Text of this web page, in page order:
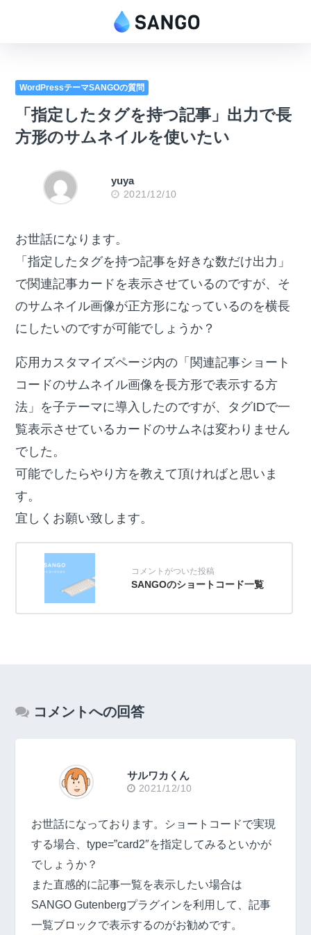
WordPressテーマSANGOの質問
「指定したタグを持つ記事」出力で長
方形のサムネイルを使いたい
yuya
2021/12/10
お世話になります。
「指定したタグを持つ記事を好きな数だけ出力」
で関連記事カードを表示させているのですが、そ
のサムネイル画像が正方形になっているのを横長
にしたいのですが可能でしょうか？
応用カスタマイズページ内の「関連記事ショート
コードのサムネイル画像を長方形で表示する方
法」を子テーマに導入したのですが、タグIDで一
覧表示させているカードのサムネは変わりません
でした。
可能でしたらやり方を教えて頂ければと思いま
す。
宜しくお願い致します。
SANGOのショートコード一覧
コメントへの回答
サルワカくん
2021/12/10
お世話になっております。ショートコードで実現
する場合、type=”card2″を指定してみるといかが
でしょうか？
また直感的に記事一覧を表示したい場合は
SANGO Gutenbergプラグインを利用して、記事
一覧ブロックで表示するのがお勧めです。